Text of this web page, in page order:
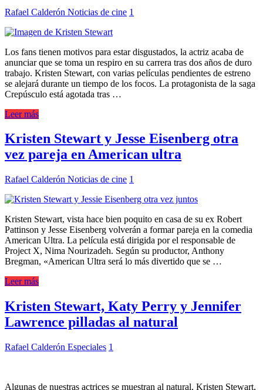
Rafael Calderón Noticias de cine 1
Los fans tienen motivos para estar disgustados, la actriz acaba de
anunciar que se toma un respiro en su carrera tras dos años de duro
trabajo. Kristen Stewart, con varias películas pendientes de estreno
se alejará durante un tiempo de los focos. La protagonista de la saga
Crepúsculo está agotada tras …
Leer más
Kristen Stewart y Jesse Eisenberg otra
vez pareja en American ultra
Rafael Calderón Noticias de cine 1
Kristen Stewart, vista hace bien poquito en casa de su ex Robert
Pattinson y Jesse Eisenberg volverán a formar pareja en la comedia
American Ultra. La película está dirigida por el responsable de
Project X, Nima Nourizadeh. Según su productor, Anthony
Bregman, «American Ultra será lo más divertido que se …
Leer más
Kristen Stewart, Katy Perry y Jennifer
Lawrence pilladas al natural
Rafael Calderón Especiales 1
Algunas de nuestras actrices se muestran al natural, Kristen Stewart,